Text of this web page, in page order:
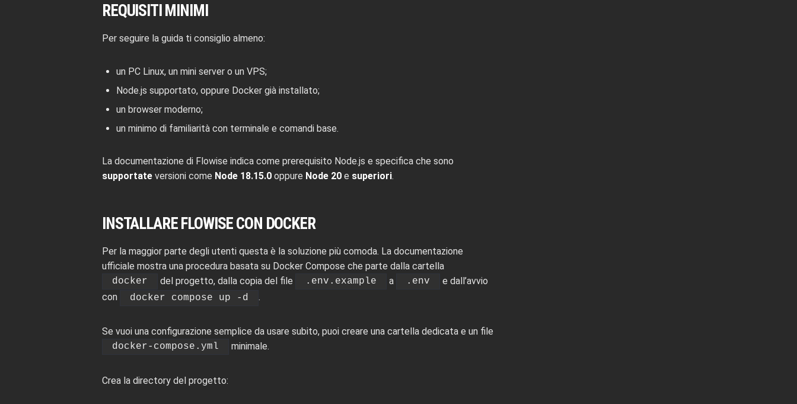
REQUISITI MINIMI
Per seguire la guida ti consiglio almeno:
un PC Linux, un mini server o un VPS;
Node.js supportato, oppure Docker già installato;
un browser moderno;
un minimo di familiarità con terminale e comandi base.
La documentazione di Flowise indica come prerequisito Node.js e specifica che sono
supportate versioni come Node 18.15.0 oppure Node 20 e superiori.
INSTALLARE FLOWISE CON DOCKER
Per la maggior parte degli utenti questa è la soluzione più comoda. La documentazione
ufficiale mostra una procedura basata su Docker Compose che parte dalla cartella
docker del progetto, dalla copia del file .env.example a .env
e dall’avvio
con
docker compose up -d .
Se vuoi una configurazione semplice da usare subito, puoi creare una cartella dedicata e un file
docker-compose.yml minimale.
Crea la directory del progetto: